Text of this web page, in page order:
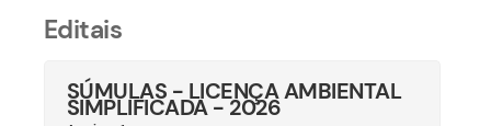
Editais
SÚMULAS - LICENÇA AMBIENTAL
SIMPLIFICADA - 2026